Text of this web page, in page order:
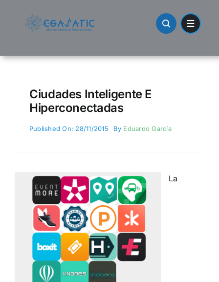
Ciudades Inteligente E
Hiperconectadas
Published On: 28/11/2015 By Eduardo García
La